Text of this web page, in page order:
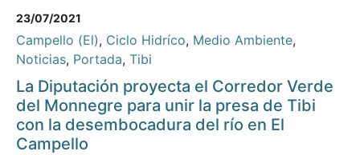
23/07/2021
Campello (El), Ciclo Hidríco, Medio Ambiente,
Noticias, Portada, Tibi
La Diputación proyecta el Corredor Verde
del Monnegre para unir la presa de Tibi
con la desembocadura del río en El
Campello